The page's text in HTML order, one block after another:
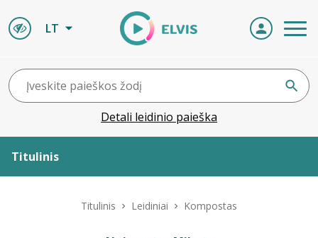
LT
Detali leidinio paieška
Titulinis
Titulinis Leidiniai Kompostas